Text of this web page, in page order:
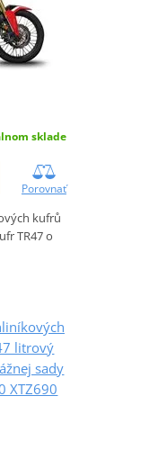
sklade
Porovnať
kufrů
TR47 o
litrový
sady
XTZ690